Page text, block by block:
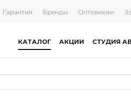
Гарантия Бренды Оптовикам
КАТАЛОГ АКЦИИ СТУДИЯ